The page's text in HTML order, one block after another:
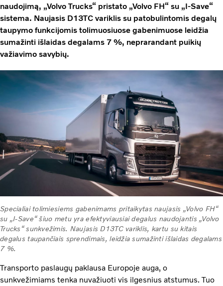
naudojimą, „Volvo Trucks“ pristato „Volvo FH“ su „I-Save“
sistema. Naujasis D13TC variklis su patobulintomis degalų
taupymo funkcijomis tolimuosiuose gabenimuose leidžia
sumažinti išlaidas degalams 7 %, neprarandant puikių
važiavimo savybių.
Specialiai tolimiesiems gabenimams pritaikytas naujasis „Volvo FH“
su „I-Save“ šiuo metu yra efektyviausiai degalus naudojantis „Volvo
Trucks“ sunkvežimis. Naujasis D13TC variklis, kartu su kitais
degalus taupančiais sprendimais, leidžia sumažinti išlaidas degalams
7 %.
Transporto paslaugų paklausa Europoje auga, o
sunkvežimiams tenka nuvažiuoti vis ilgesnius atstumus. Tuo